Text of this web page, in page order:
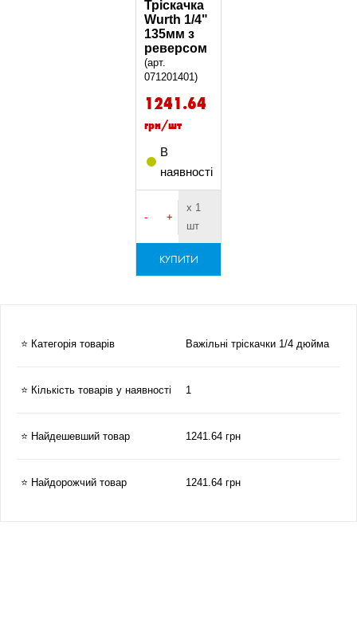
Тріскачка
Wurth 1/4"
135мм з
реверсом
(арт.
071201401)
1241.64
грн/шт
В
наявності
- +
х 1
шт
КУПИТИ
⭐ Категорія товарів Важільні тріскачки 1/4 дюйма
⭐ Кількість товарів у наявності 1
⭐ Найдешевший товар 1241.64 грн
⭐ Найдорожчий товар 1241.64 грн